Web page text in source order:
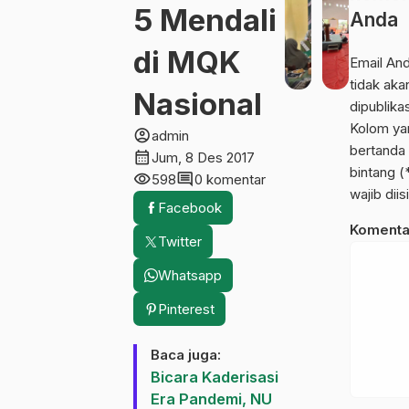
5 Mendali
di MQK
Nasional
account_circleadmin
calendar_monthJum, 8 Des 2017
visibility598comment0 komentar
Facebook
Twitter
Whatsapp
Pinterest
Baca juga:
Bicara Kaderisasi
Era Pandemi, NU
Anda
Email
tidak
Kolom
bertanda
bintang
wajib diisi
Berita
Harlah NU dengan Lomba Cerpen
calendar_monthSab, 8 Apr 2017